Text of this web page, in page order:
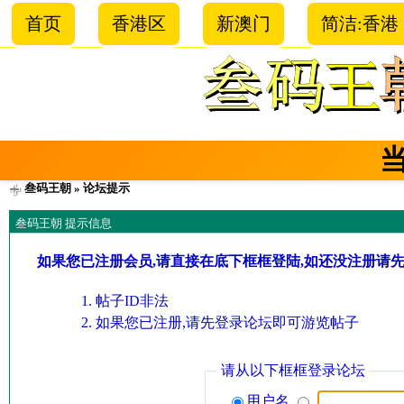
首页 香港区 新澳门 简洁:香港
叁码王朝 » 论坛提示
叁码王朝 提示信息
如果您已注册会员,请直接在底下框框登陆,如还没注册请
帖子ID非法
如果您已注册,请先登录论坛即可游览帖子
请从以下框框登录论坛
用户名